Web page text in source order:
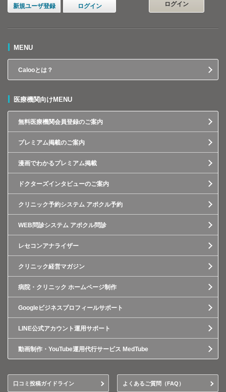
新規ユーザ登録 ログイン
ログイン
MENU
Calooとは？
医療機関向けMENU
無料医療機関会員登録のご案内
プレミアム掲載のご案内
漫画でわかるプレミアム掲載
ドクターズインタビューのご案内
クリニック予約システム アポクル予約
WEB問診システム アポクル問診
レセコンアナライザー
クリニック経営マガジン
病院・クリニック ホームページ制作
Googleビジネスプロフィールサポート
LINE公式アカウント運用サポート
動画制作・YouTube運用代行サービス MedTube
口コミ投稿ガイドライン よくあるご質問（FAQ）